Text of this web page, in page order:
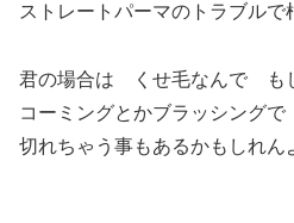
ストレートパーマのトラブルで
君の場合は くせ毛なんで も
コーミングとかブラッシングで
切れちゃう事もあるかもしれん